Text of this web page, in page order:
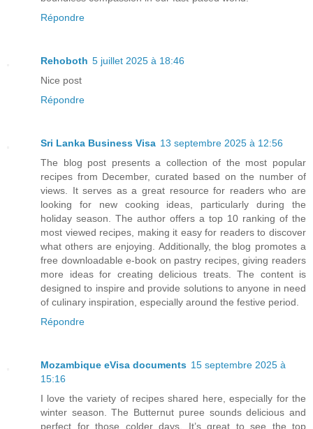
Répondre
Rehoboth 5 juillet 2025 à 18:46
Nice post
Répondre
Sri Lanka Business Visa 13 septembre 2025 à 12:56
The blog post presents a collection of the most popular
recipes from December, curated based on the number of
views. It serves as a great resource for readers who are
looking for new cooking ideas, particularly during the
holiday season. The author offers a top 10 ranking of the
most viewed recipes, making it easy for readers to discover
what others are enjoying. Additionally, the blog promotes a
free downloadable e-book on pastry recipes, giving readers
more ideas for creating delicious treats. The content is
designed to inspire and provide solutions to anyone in need
of culinary inspiration, especially around the festive period.
Répondre
Mozambique eVisa documents 15 septembre 2025 à
15:16
I love the variety of recipes shared here, especially for the
winter season. The Butternut puree sounds delicious and
perfect for those colder days. It’s great to see the top